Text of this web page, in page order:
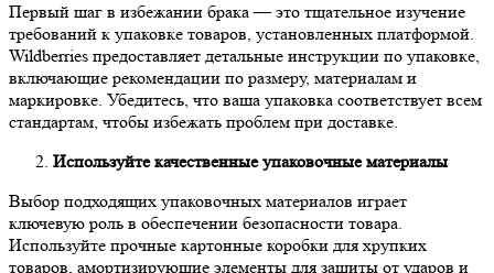
Первый шаг в избежании брака — это тщательное изучение
требований к упаковке товаров, установленных платформой.
Wildberries предоставляет детальные инструкции по упаковке,
включающие рекомендации по размеру, материалам и
маркировке. Убедитесь, что ваша упаковка соответствует всем
стандартам, чтобы избежать проблем при доставке.
Используйте качественные упаковочные материалы
Выбор подходящих упаковочных материалов играет
ключевую роль в обеспечении безопасности товара.
Используйте прочные картонные коробки для хрупких
товаров, амортизирующие элементы для защиты от ударов и